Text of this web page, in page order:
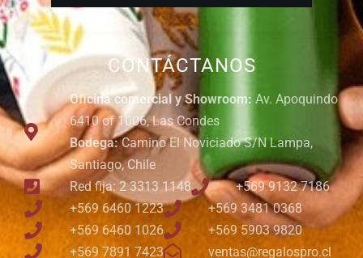
CONTÁCTANOS
Oficina comercial y Showroom: Av. Apoquindo
6410 of 1006, Las Condes
Bodega:Camino El Noviciado S/N Lampa,
Santiago, Chile
Red fija: 2 3313 1148
+569 9132 7186
+569 6460 1223
+569 3481 0368
+569 6460 1026
+569 5903 9820
+569 7891 7423
ventas@regalospro.cl